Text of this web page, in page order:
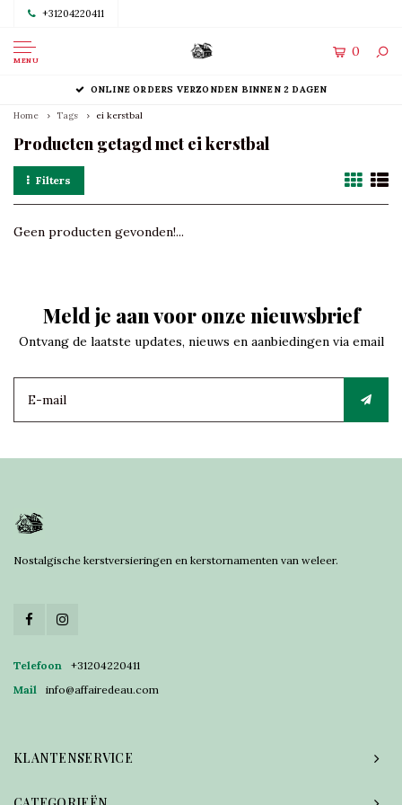
+31204220411
MENU
0
ONLINE ORDERS VERZONDEN BINNEN 2 DAGEN
Home Tags ei kerstbal
Producten getagd met ei kerstbal
Filters
Geen producten gevonden!...
Meld je aan voor onze nieuwsbrief
Ontvang de laatste updates, nieuws en aanbiedingen via email
Nostalgische kerstversieringen en kerstornamenten van weleer.
Telefoon
+31204220411
Mail
info@affairedeau.com
KLANTENSERVICE